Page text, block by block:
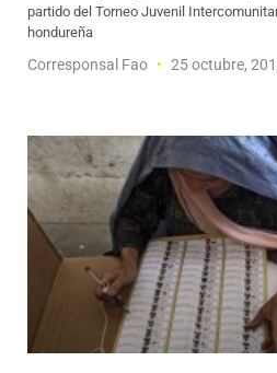
partido del Torneo Juvenil
hondureña
Corresponsal Fao 25 octubre,